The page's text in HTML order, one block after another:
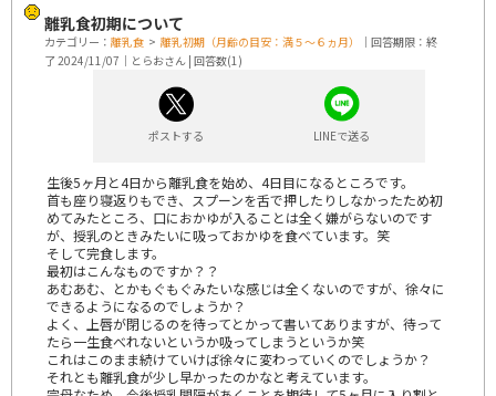
離乳食初期について
カテゴリー： 離乳食 > 離乳初期（月齢の目安：満５～６ヵ月）
｜回答期限：終
了 2024/11/07｜とらおさん | 回答数(1)
ポストする LINEで送る
生後5ヶ月と4日から離乳食を始め、4日目になるところです。
首も座り寝返りもでき、スプーンを舌で押したりしなかったため初
めてみたところ、口におかゆが入ることは全く嫌がらないのです
が、授乳のときみたいに吸っておかゆを食べています。笑
そして完食します。
最初はこんなものですか？？
あむあむ、とかもぐもぐみたいな感じは全くないのですが、徐々に
できるようになるのでしょうか？
よく、上唇が閉じるのを待ってとかって書いてありますが、待って
たら一生食べれないというか吸ってしまうというか笑
これはこのまま続けていけば徐々に変わっていくのでしょうか？
それとも離乳食が少し早かったのかなと考えています。